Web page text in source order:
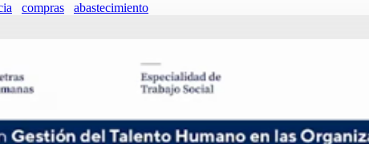
compras abastecimiento